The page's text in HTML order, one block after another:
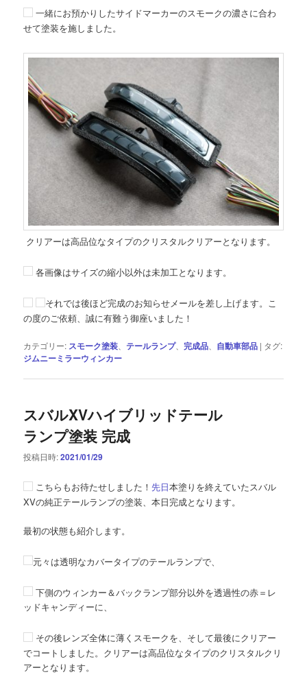
一緒にお預かりしたサイドマーカーのスモークの濃さに合わ
せて塗装を施しました。
クリアーは高品位なタイプのクリスタルクリアーとなります。
各画像はサイズの縮小以外は未加工となります。
それでは後ほど完成のお知らせメールを差し上げます。こ
の度のご依頼、誠に有難う御座いました！
カテゴリー: スモーク塗装 テールランプ、完成品 自動車部品 | タグ:
ジムニーミラーウィンカー
スバルXVハイブリッドテール
ランプ塗装 完成
投稿日時:2021/01/29
こちらもお待たせしました！先日本塗りを終えていたスバル
XVの純正テールランプの塗装、本日完成となります。
最初の状態も紹介します。
元々は透明なカバータイプのテールランプで、
下側のウィンカー＆バックランプ部分以外を透過性の赤＝レ
ッドキャンディーに、
その後レンズ全体に薄くスモークを、そして最後にクリアー
でコートしました。クリアーは高品位なタイプのクリスタルクリ
アーとなります。